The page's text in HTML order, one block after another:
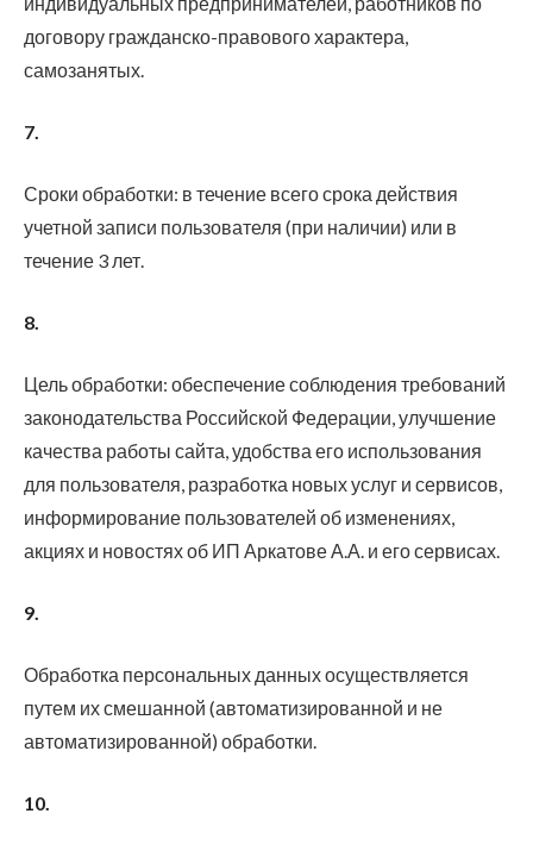
договору гражданско-правового характера,
самозанятых.
7.
Сроки обработки: в течение всего срока действия
учетной записи пользователя (при наличии) или в
течение 3 лет.
8.
Цель обработки: обеспечение соблюдения требований
законодательства Российской Федерации, улучшение
качества работы сайта, удобства его использования
для пользователя, разработка новых услуг и сервисов,
информирование пользователей об изменениях,
акциях и новостях об ИП Аркатове А.А. и его сервисах.
9.
Обработка персональных данных осуществляется
путем их смешанной (автоматизированной и не
автоматизированной) обработки.
10.